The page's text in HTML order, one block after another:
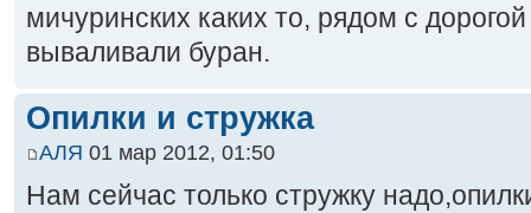
мичуринских каких то, рядом с
вываливали буран.
Опилки и стружка
АЛЯ 01 мар 2012, 01:50
Нам сейчас только стружку